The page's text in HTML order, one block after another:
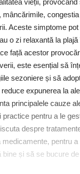
vieții,
mâncărimile,
Aceste simptome
o zi relaxantă la
față acestor
este esențial să
sezoniere și să
expunerea la
principalele cauze
pentru a le
despre
medicamente, pentru
și să se bucure